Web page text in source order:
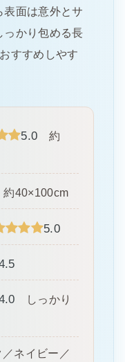
表面は意外とサ
っかり包める長
すすめしやす
5.0 約
40×100cm
5.0
しっかり
ネイビー／